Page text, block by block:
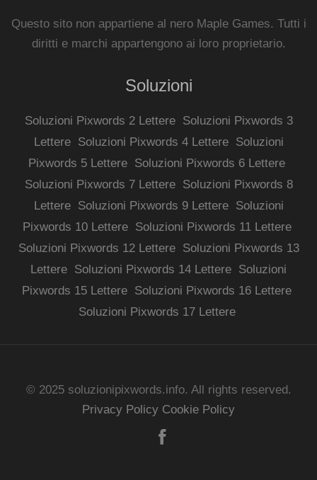
Questo sito non appartiene al nero Maple Games. Tutti i
diritti e marchi appartengono ai loro proprietario.
Soluzioni
Soluzioni Pixwords 2 Lettere
Soluzioni Pixwords 3
Lettere
Soluzioni Pixwords 4 Lettere
Soluzioni
Pixwords 5 Lettere Soluzioni Pixwords 6 Lettere
Soluzioni Pixwords 7 Lettere
Soluzioni Pixwords 8
Lettere
Soluzioni Pixwords 9 Lettere
Soluzioni
Pixwords 10 Lettere
Soluzioni Pixwords 11 Lettere
Soluzioni Pixwords 12 Lettere
Soluzioni Pixwords 13
Lettere Soluzioni Pixwords 14 Lettere Soluzioni
Pixwords 15 Lettere Soluzioni Pixwords 16 Lettere
Soluzioni Pixwords 17 Lettere
© 2025 soluzionipixwords.info. All rights reserved.
Privacy Policy Cookie Policy